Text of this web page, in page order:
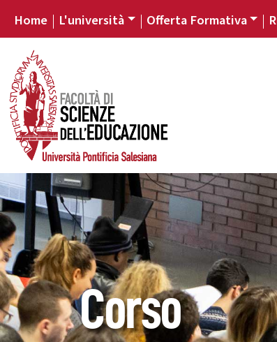
Home L'università Offerta Formativa
Corso